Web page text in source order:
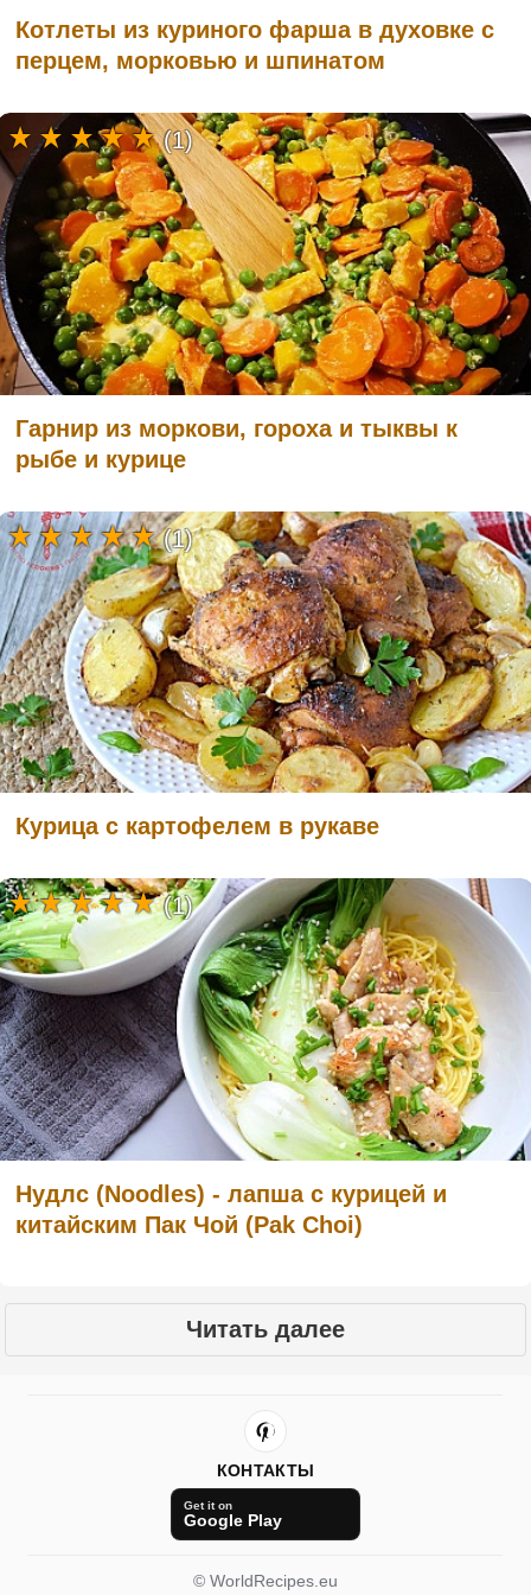
Котлеты из куриного фарша в духовке с
перцем, морковью и шпинатом
Гарнир из моркови, гороха и тыквы к
рыбе и курице
(1)
Курица с картофелем в рукаве
(1)
Нудлс (Noodles) - лапша с курицей и
китайским Пак Чой (Pak Choi)
(1)
Читать далее
КОНТАКТЫ
Get it on
Google Play
© WorldRecipes.eu